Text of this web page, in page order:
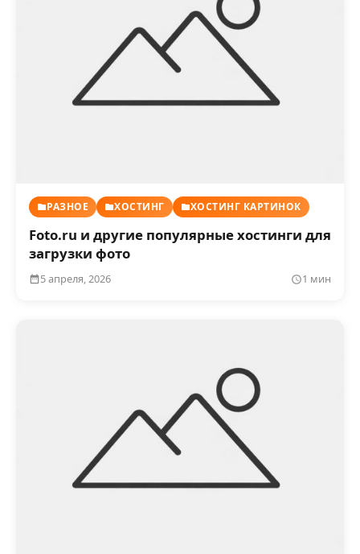
РАЗНОЕ ХОСТИНГ ХОСТИНГ КАРТИНОК
Foto.ru и другие популярные хостинги для
загрузки фото
5 апреля, 2026 1 мин